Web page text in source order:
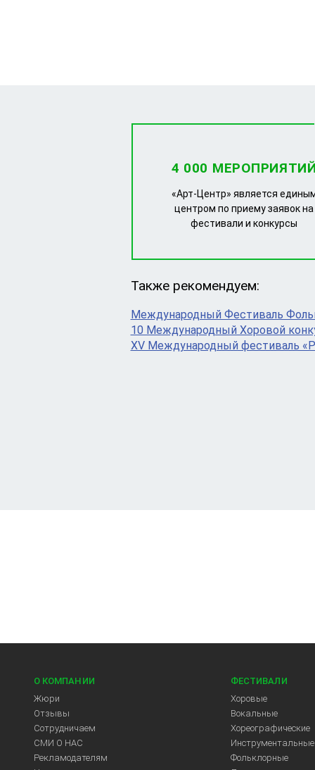
4 000
«Арт-Центр» является
центром по приему заявок на
фестивали и конкурсы
Также рекомендуем:
Международный Фестиваль
10 Международный Хоровой
XV Международный фестиваль
О КОМПАНИИ
Жюри
Отзывы
Сотрудничаем
СМИ О НАС
Рекламодателям
ФЕСТИВАЛИ
Хоровые
Вокальные
Хореографические
Инструментальные
Фольклорные